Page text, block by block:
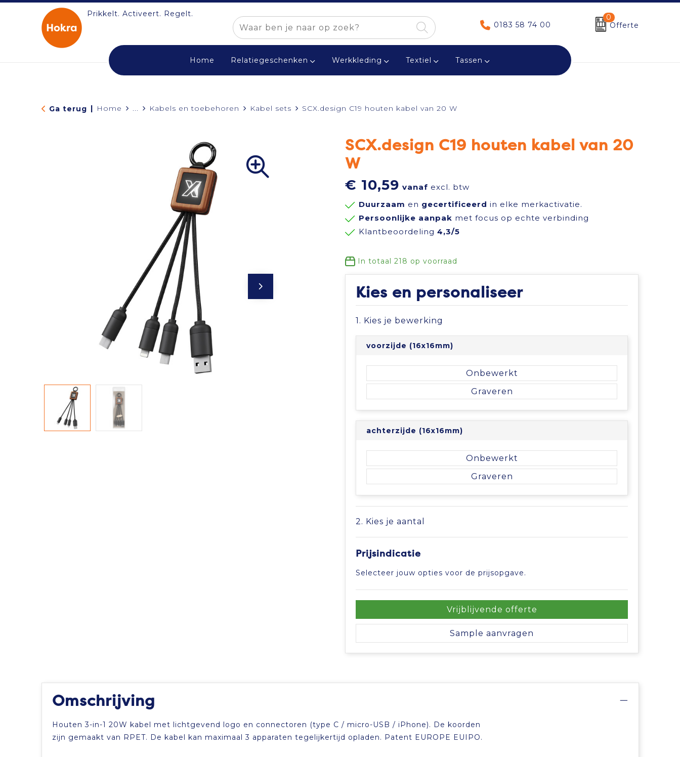
Prikkelt. Activeert. Regelt.
0183 58 74 00
0
Offerte
Home Relatiegeschenken Werkkleding Textiel Tassen
Ga terug | Home ... Kabels en toebehoren Kabel sets SCX.design C19 houten kabel van 20 W
SCX.design C19 houten kabel van 20
W
€ 10,59 vanaf excl. btw
Duurzaam en gecertificeerd in elke merkactivatie.
Persoonlijke aanpak met focus op echte verbinding
Klantbeoordeling 4,3/5
In totaal 218 op voorraad
Kies en personaliseer
1. Kies je bewerking
voorzijde (16x16mm)
Onbewerkt
Graveren
achterzijde (16x16mm)
Onbewerkt
Graveren
2. Kies je aantal
Prijsindicatie
Selecteer jouw opties voor de prijsopgave.
Vrijblijvende offerte
Sample aanvragen
Omschrijving
Houten 3-in-1 20W kabel met lichtgevend logo en connectoren (type C / micro-USB / iPhone). De koorden
zijn gemaakt van RPET. De kabel kan maximaal 3 apparaten tegelijkertijd opladen. Patent EUROPE EUIPO.